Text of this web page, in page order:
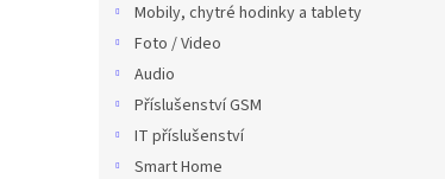
Mobily, chytré hodinky a tablety
Foto / Video
Audio
Příslušenství GSM
IT příslušenství
Smart Home